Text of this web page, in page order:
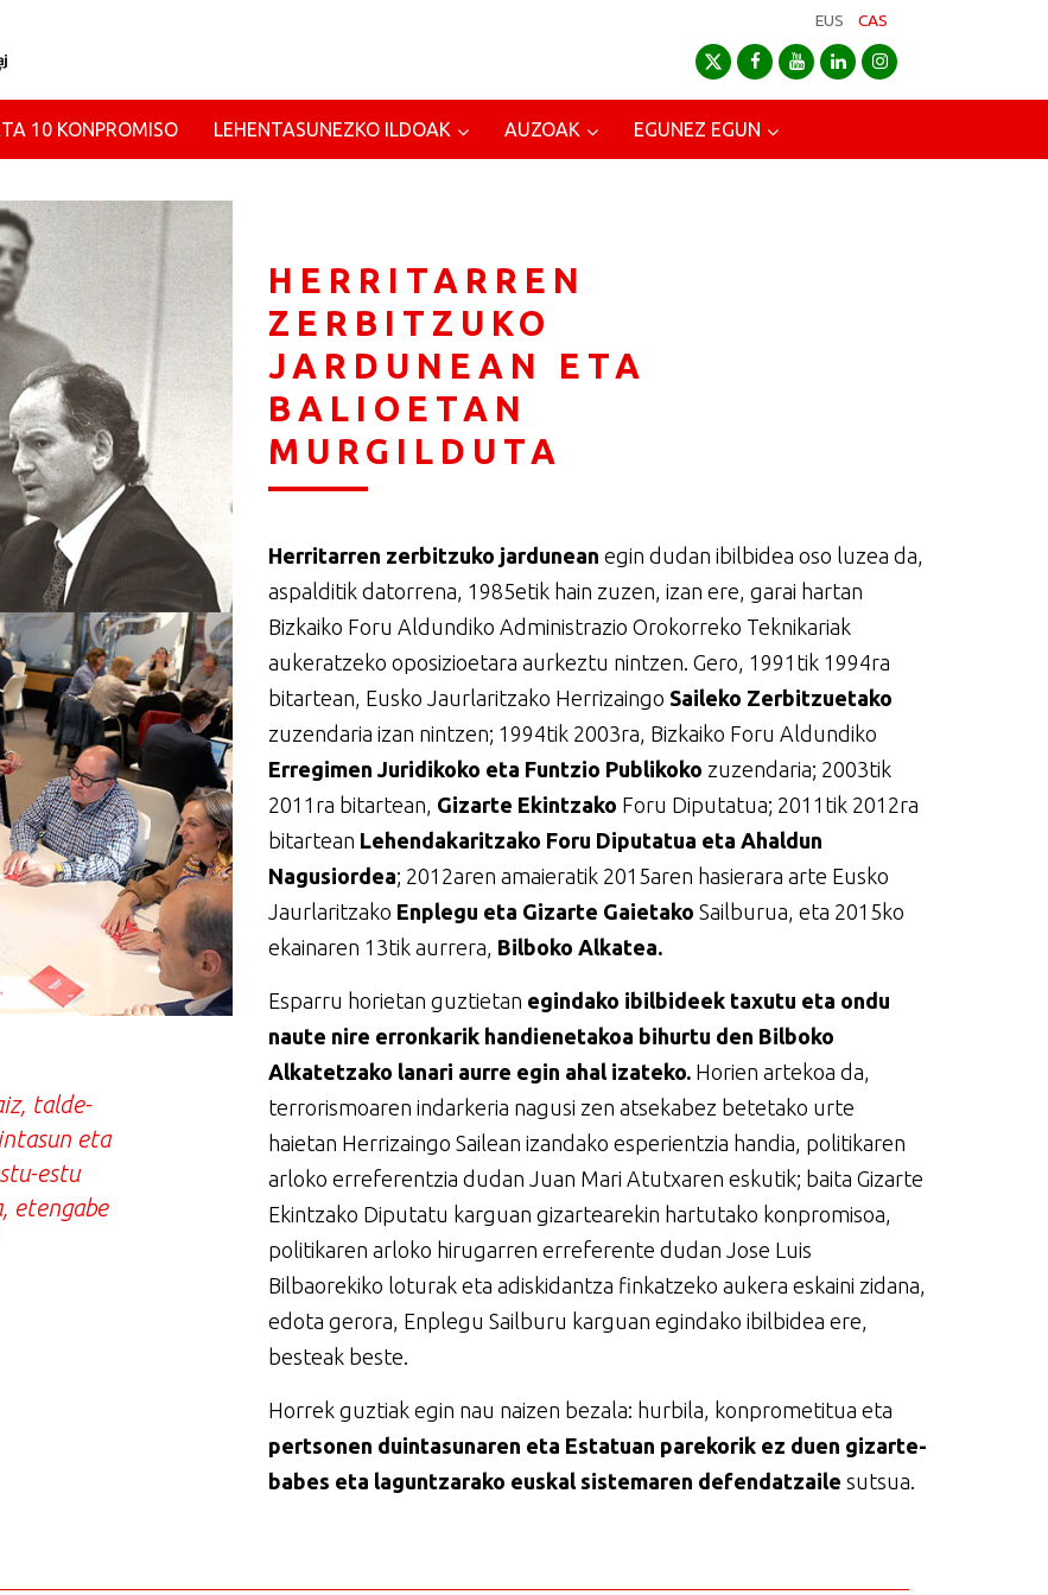
EUS CAS
10 KONPROMISO LEHENTASUNEZKO ILDOAK AUZOAK EGUNEZ EGUN
talde-
eta
estu
etengabe
HERRITARREN
ZERBITZUKO
JARDUNEAN ETA
BALIOETAN
MURGILDUTA
Herritarren zerbitzuko jardunean egin dudan ibilbidea oso luzea da,
aspalditik datorrena, 1985etik hain zuzen, izan ere, garai hartan
Bizkaiko Foru Aldundiko Administrazio Orokorreko Teknikariak
aukeratzeko oposizioetara aurkeztu nintzen. Gero, 1991tik 1994ra
bitartean, Eusko Jaurlaritzako Herrizaingo Saileko Zerbitzuetako
zuzendaria izan nintzen; 1994tik 2003ra, Bizkaiko Foru Aldundiko
Erregimen Juridikoko eta Funtzio Publikoko zuzendaria; 2003tik
2011ra bitartean, Gizarte Ekintzako Foru Diputatua; 2011tik 2012ra
bitartean Lehendakaritzako Foru Diputatua eta Ahaldun
Nagusiordea; 2012aren amaieratik 2015aren hasierara arte Eusko
Jaurlaritzako Enplegu eta Gizarte Gaietako Sailburua, eta 2015ko
ekainaren 13tik aurrera, Bilboko Alkatea.
Esparru horietan guztietan egindako ibilbideek taxutu eta ondu
naute nire erronkarik handienetakoa bihurtu den Bilboko
Alkatetzako lanari aurre egin ahal izateko. Horien artekoa da,
terrorismoaren indarkeria nagusi zen atsekabez betetako urte
haietan Herrizaingo Sailean izandako esperientzia handia, politikaren
arloko erreferentzia dudan Juan Mari Atutxaren eskutik; baita Gizarte
Ekintzako Diputatu karguan gizartearekin hartutako konpromisoa,
politikaren arloko hirugarren erreferente dudan Jose Luis
Bilbaorekiko loturak eta adiskidantza finkatzeko aukera eskaini zidana,
edota gerora, Enplegu Sailburu karguan egindako ibilbidea ere,
besteak beste.
Horrek guztiak egin nau naizen bezala: hurbila, konprometitua eta
pertsonen duintasunaren eta Estatuan parekorik ez duen gizarte-
babes eta laguntzarako euskal sistemaren defendatzaile sutsua.